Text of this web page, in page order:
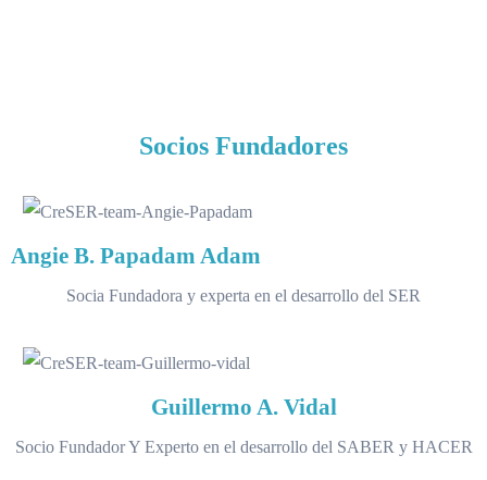
Socios Fundadores
Angie B. Papadam Adam
Socia Fundadora y experta en el desarrollo del SER
Guillermo A.Vidal
Socio Fundador Y Experto en el desarrollo del SABER y HACER